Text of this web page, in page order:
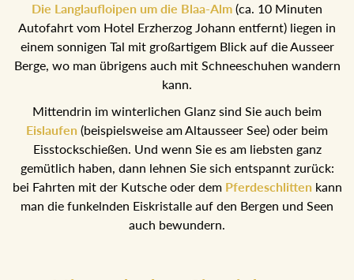
Autofahrt vom Hotel Erzherzog Johann entfernt) liegen in
einem sonnigen Tal mit großartigem Blick auf die Ausseer
Berge, wo man übrigens auch mit Schneeschuhen wandern
kann.
Mittendrin im winterlichen Glanz sind Sie auch beim
Eislaufen(beispielsweise am Altausseer See) oder beim
Eisstockschießen. Und wenn Sie es am liebsten ganz
gemütlich haben, dann lehnen Sie sich entspannt zurück: bei
Fahrten mit der Kutsche oder demPferdeschlittenkann
man die funkelnden Eiskristalle auf den Bergen und Seen
auch bewundern.